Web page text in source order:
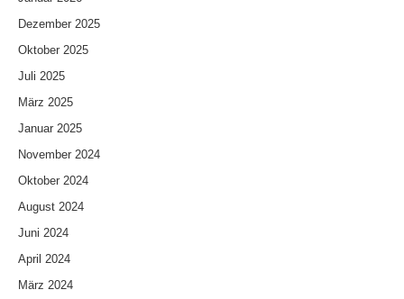
Dezember 2025
Oktober 2025
Juli 2025
März 2025
Januar 2025
November 2024
Oktober 2024
August 2024
Juni 2024
April 2024
März 2024